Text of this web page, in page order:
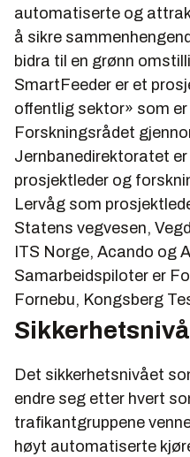
automatiserte og
å sikre
bidra til en grønn
SmartFeeder er et
offentlig sektor» som
Forskningsrådet
Jernbanedirektoratet
prosjektleder og
Lervåg som
Statens vegvesen,
ITS Norge, Acando og
Samarbeidspiloter er
Fornebu, Kongsberg
Det sikkerhetsnivået
endre seg etter hvert
trafikantgruppene
høyt automatiserte